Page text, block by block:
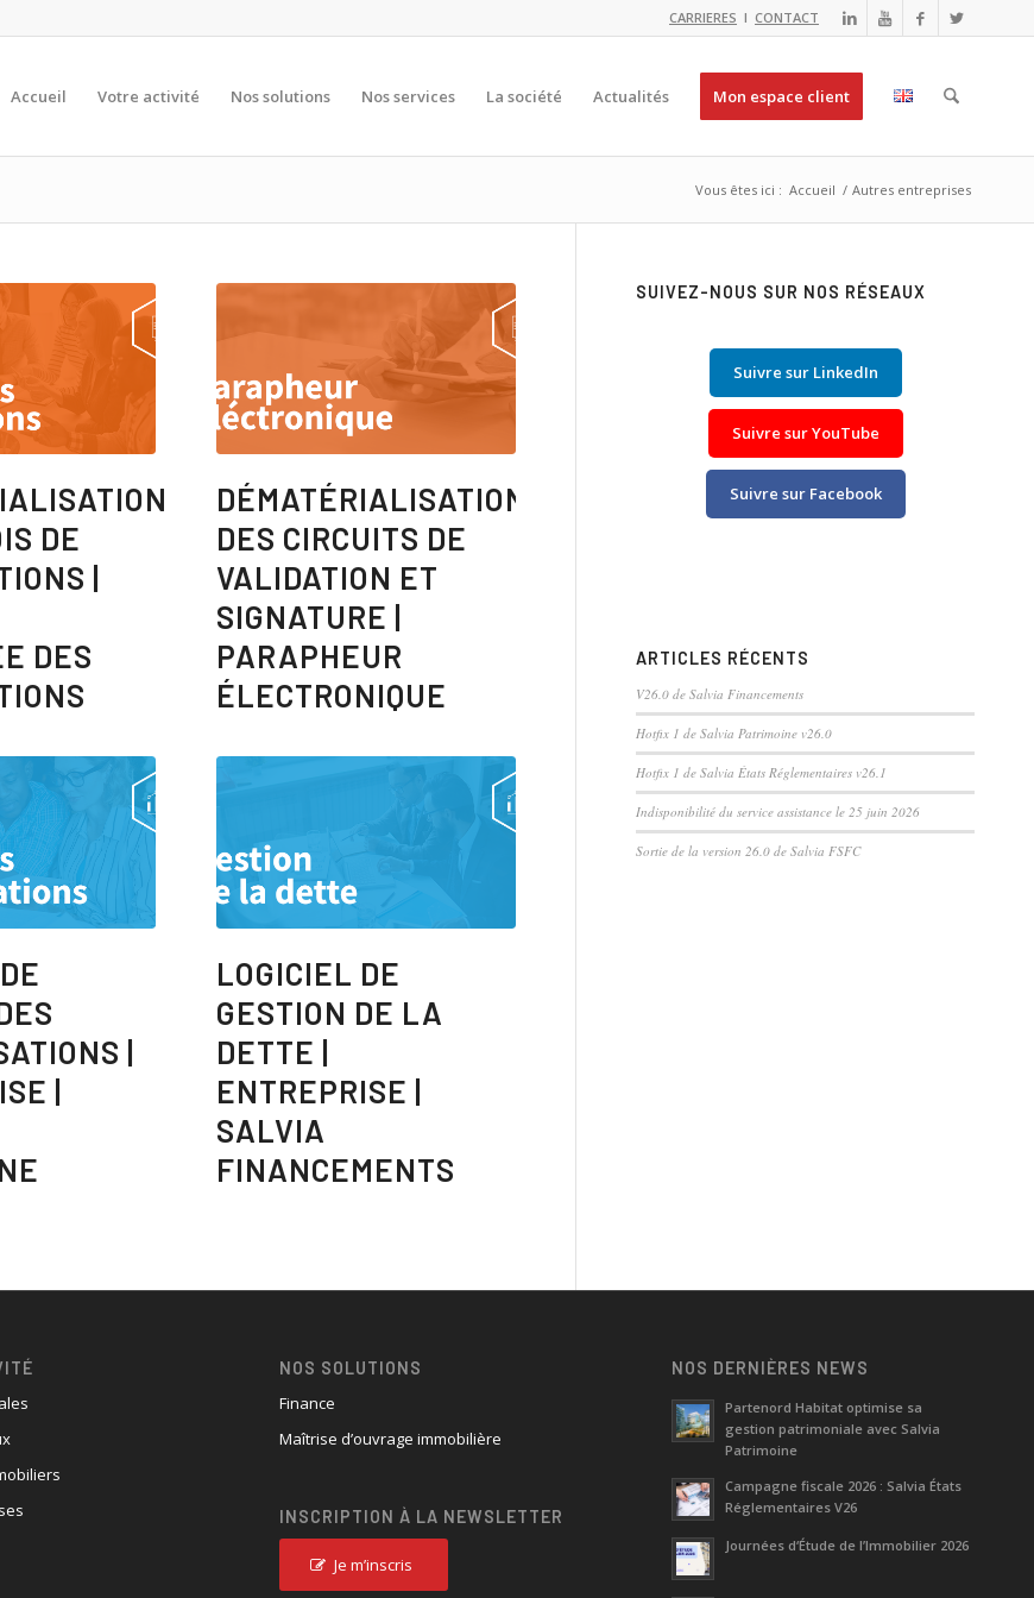
CARRIERES I CONTACT
Accueil Votre activité Nos solutions Nos services La société Actualités Mon espace client
Vous êtes ici : Accueil / Autres entreprises
DE
|
DES
DÉMATÉRIALISATION
DES CIRCUITS DE
VALIDATION ET
SIGNATURE |
PARAPHEUR
ÉLECTRONIQUE
|
|
LOGICIEL DE
GESTION DE LA
DETTE |
ENTREPRISE |
SALVIA
FINANCEMENTS
SUIVEZ-NOUS SUR NOS RÉSEAUX
Suivre sur LinkedIn
Suivre sur YouTube
Suivre sur Facebook
ARTICLES RÉCENTS
V26.0 de Salvia Financements
Hotfix 1 de Salvia Patrimoine v26.0
Hotfix 1 de Salvia États Réglementaires v26.1
Indisponibilité du service assistance le 25 juin 2026
Sortie de la version 26.0 de Salvia FSFC
NOS SOLUTIONS
Finance
Maîtrise d’ouvrage immobilière
INSCRIPTION À LA NEWSLETTER
Je m’inscris
NOS DERNIÈRES NEWS
Partenord Habitat optimise sa
gestion patrimoniale avec Salvia
Patrimoine
Campagne fiscale 2026 : Salvia États
Réglementaires V26
Journées d‘Étude de l’Immobilier 2026